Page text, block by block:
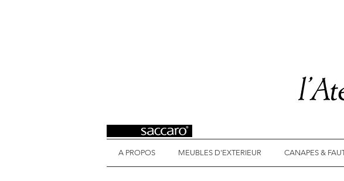
A PROPOS MEUBLES D'EXTERIEUR CANAPES &